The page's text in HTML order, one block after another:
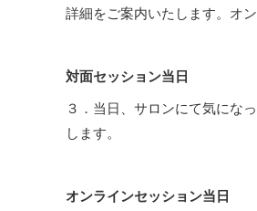
詳細をご案内いたします。オ
対面セッション当日
３．当日、サロンにて気にな
します。
オンラインセッション当日